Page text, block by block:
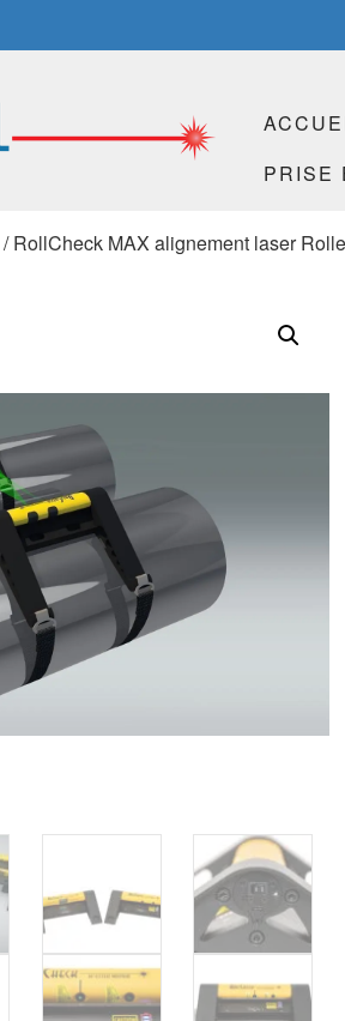
PRISE
/ RollCheck MAX alignement laser